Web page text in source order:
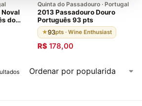
do
Quinta do Passadouro · Portugal
2013 Passadouro Douro
Português 93 pts
★93pts · Wine Enthusiast
R$ 178,00